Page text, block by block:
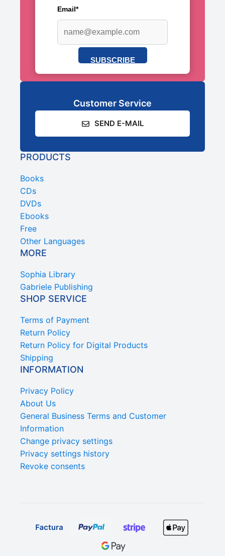
Email*
SUBSCRIBE
Customer Service
SEND E-MAIL
PRODUCTS
Books
CDs
DVDs
Ebooks
Free
Other Languages
MORE
Sophia Library
Gabriele Publishing
SHOP SERVICE
Terms of Payment
Return Policy
Return Policy for Digital Products
Shipping
INFORMATION
Privacy Policy
About Us
General Business Terms and Customer
Information
Change privacy settings
Privacy settings history
Revoke consents